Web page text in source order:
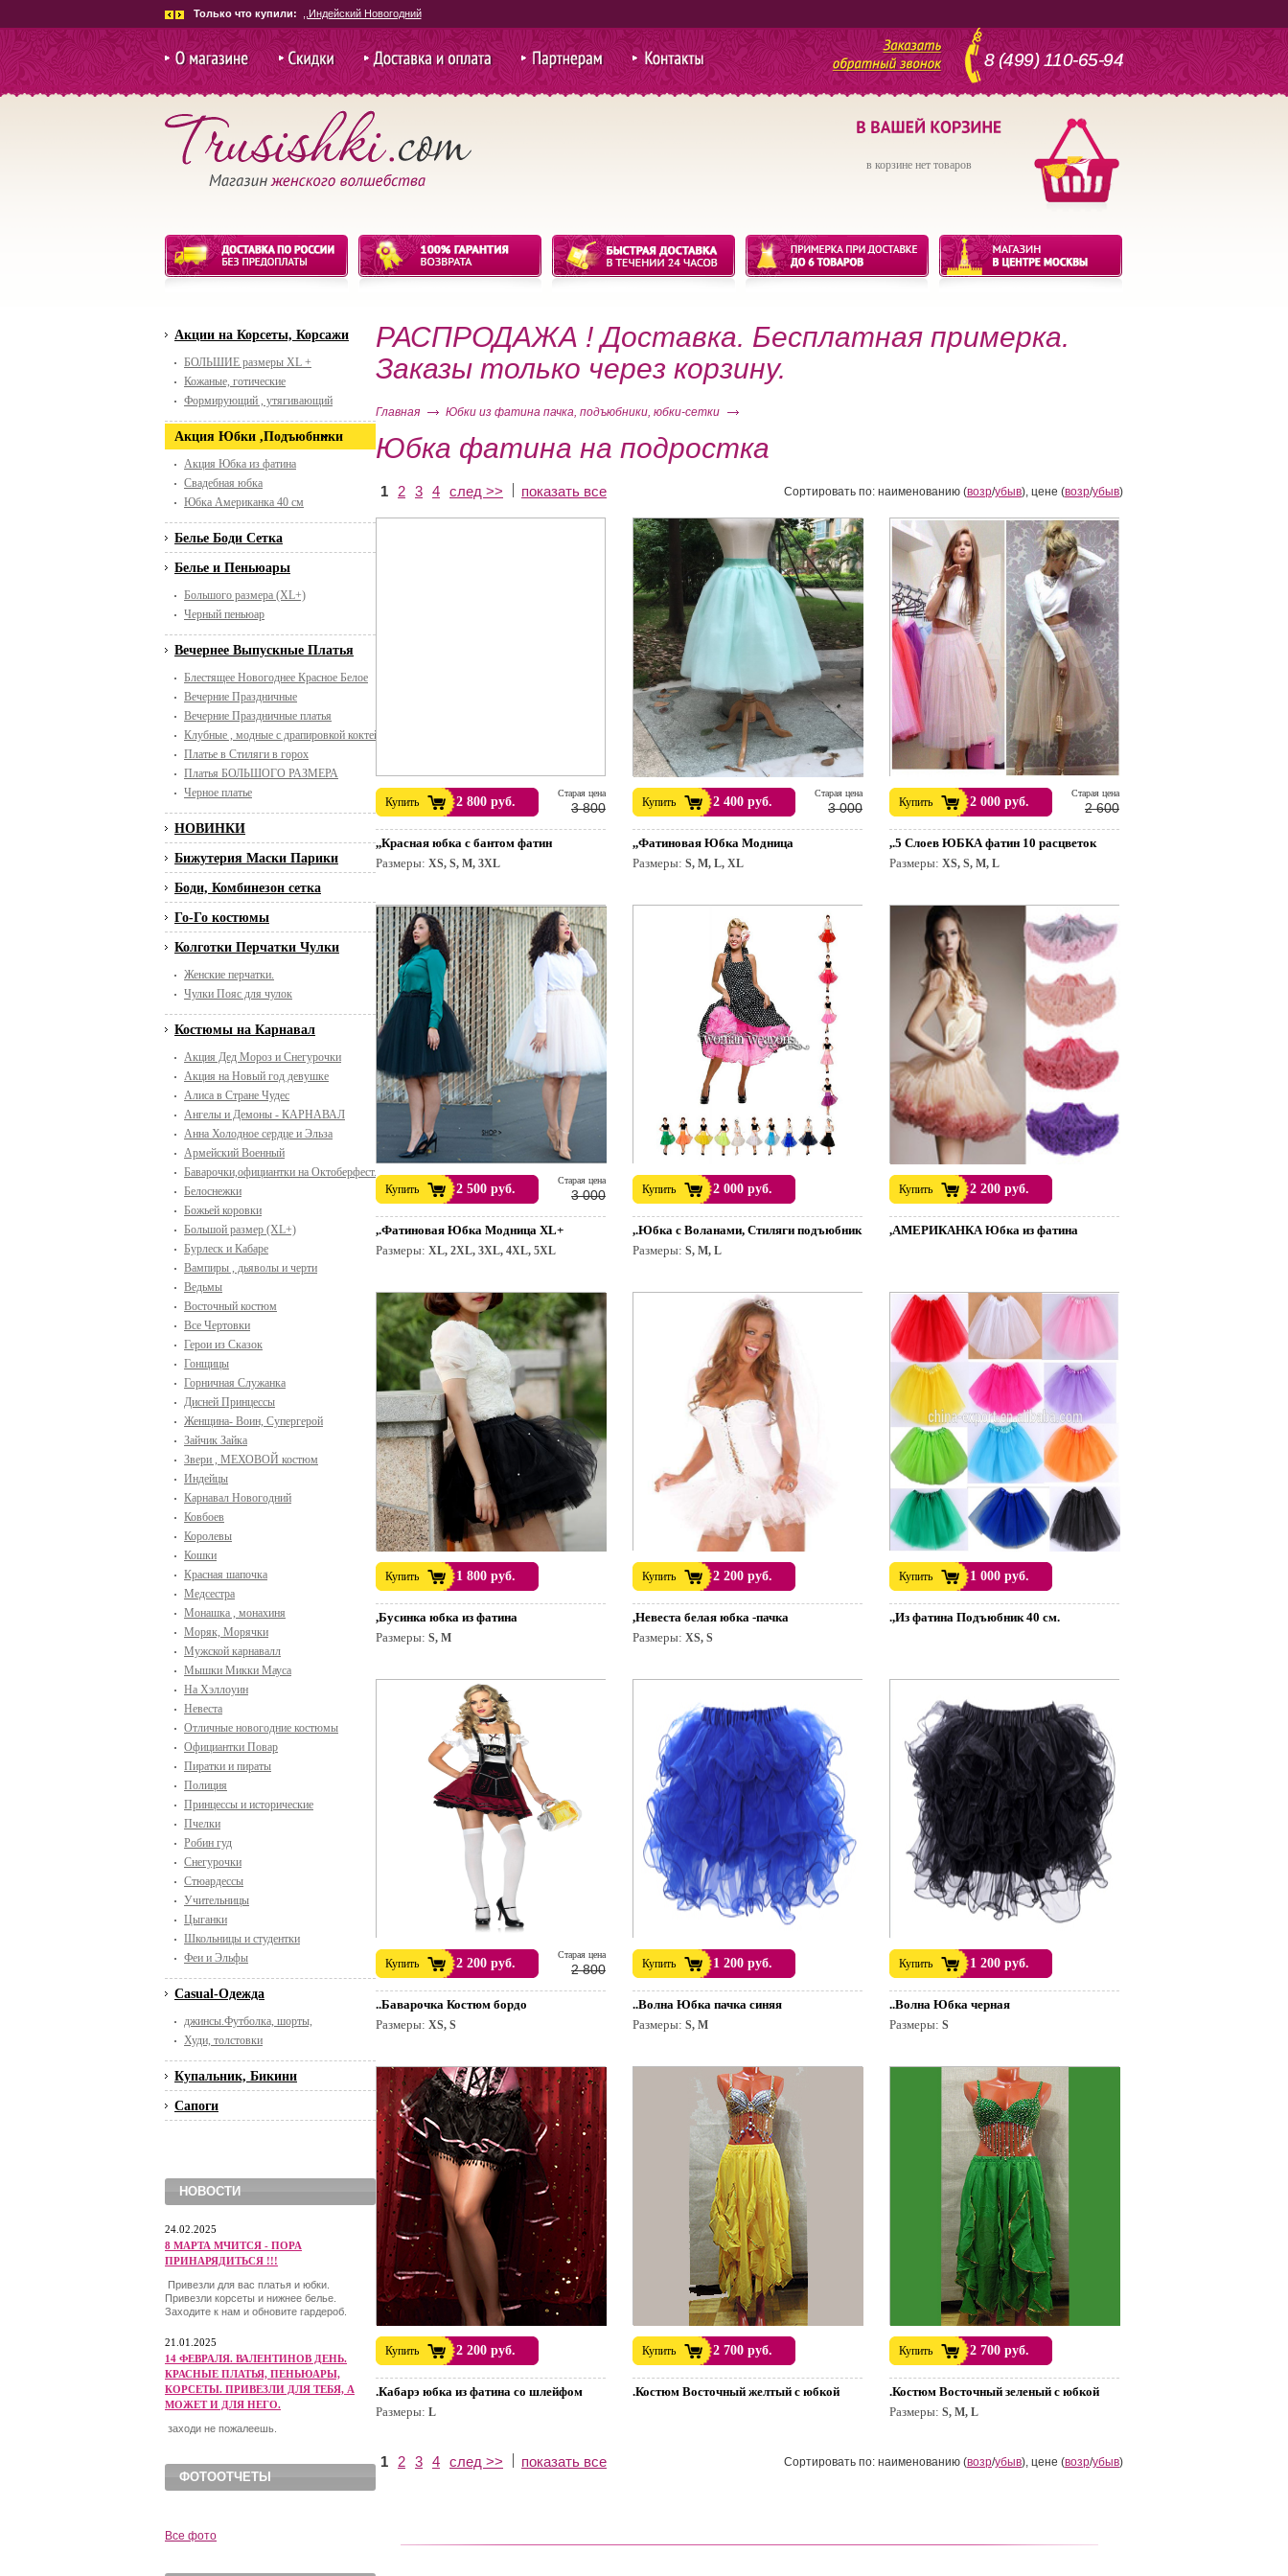
в корзине нет товаров
О магазине
Скидки и
акции
Доставка и оплата
Партнерам
для покупки
оптом
Контакты 8 (499) 110-65-94
Акции на Корсеты, Корсажи
БОЛЬШИЕ размеры XL +
Кожаные, готические
Формирующий , утягивающий
Акция Юбки ,Подъюбники
Акция Юбка из фатина
Свадебная юбка
Юбка Американка 40 см
Белье Боди Сетка
Белье и Пеньюары
Большого размера (XL+)
Черный пеньюар
Вечернее Выпускные Платья
Блестящее Новогоднее Красное Белое
Вечерние Праздничные
Вечерние Праздничные платья
Клубные , модные с драпировкой коктейльные
Платье в Стиляги в горох
Платья БОЛЬШОГО РАЗМЕРА
Черное платье
НОВИНКИ
Бижутерия Маски Парики
Боди, Комбинезон сетка
Го-Го костюмы
Колготки Перчатки Чулки
Женские перчатки.
Чулки Пояс для чулок
Костюмы на Карнавал
Акция Дед Мороз и Снегурочки
Акция на Новый год девушке
Алиса в Стране Чудес
Ангелы и Демоны - КАРНАВАЛ
Анна Холодное сердце и Эльза
Армейский Военный
Баварочки,официантки на Октоберфест. Пивной праздник.
Белоснежки
Божьей коровки
Большой размер (XL+)
Бурлеск и Кабаре
Вампиры , дьяволы и черти
Ведьмы
Восточный костюм
Все Чертовки
Герои из Сказок
Гонщицы
Горничная Служанка
Дисней Принцессы
Женщина- Воин, Супергерой
Зайчик Зайка
Звери , МЕХОВОЙ костюм
Индейцы
Карнавал Новогодний
Ковбоев
Королевы
Кошки
Красная шапочка
Медсестра
Монашка , монахиня
Моряк, Морячки
Мужской карнавалл
Мышки Микки Мауса
На Хэллоуин
Невеста
Отличные новогодние костюмы
Официантки Повар
Пиратки и пираты
Полиция
Принцессы и исторические
Пчелки
Робин гуд
Снегурочки
Стюардессы
Учительницы
Цыганки
Школьницы и студентки
Феи и Эльфы
Casual-Одежда
джинсы.Футболка, шорты,
Худи, толстовки
Купальник, Бикини
Сапоги
НОВОСТИ
24.02.2025
8 МАРТА МЧИТСЯ - ПОРА
ПРИНАРЯДИТЬСЯ !!!
Привезли для вас платья и юбки.
Привезли корсеты и нижнее белье.
Заходите к нам и обновите гардероб.
21.01.2025
14 ФЕВРАЛЯ. ВАЛЕНТИНОВ ДЕНЬ.
КРАСНЫЕ ПЛАТЬЯ, ПЕНЬЮАРЫ,
КОРСЕТЫ. ПРИВЕЗЛИ ДЛЯ ТЕБЯ, А
МОЖЕТ И ДЛЯ НЕГО.
заходи не пожалеешь.
ФОТООТЧЕТЫ
Все фото
РАСПРОДАЖА ! Доставка. Бесплатная примерка.
Заказы только через корзину.
Главная Юбки из фатина пачка, подъюбники, юбки-сетки
Юбка фатина на подростка
1 2 3 4 след >> показать все Сортировать по: наименованию (возр/убыв), цене (возр/убыв)
,,Красная юбка с бантом фатин
Размеры: XS, S, M, 3XL
Купить 2 800 руб.
Cтарая цена
3 800
,,Фатиновая Юбка Модница
Размеры: S, M, L, XL
Купить 2 400 руб.
Cтарая цена
3 000
,.5 Слоев ЮБКА фатин 10 расцветок
Размеры: XS, S, M, L
Купить 2 000 руб.
Cтарая цена
2 600
,.Фатиновая Юбка Модница XL+
Размеры: XL, 2XL, 3XL, 4XL, 5XL
Купить 2 500 руб.
Cтарая цена
3 000
,.Юбка с Воланами, Стиляги подъюбник
Размеры: S, M, L
Купить 2 000 руб.
,АМЕРИКАНКА Юбка из фатина
Купить 2 200 руб.
,Бусинка юбка из фатина
Размеры: S, M
Купить 1 800 руб.
,Невеста белая юбка -пачка
Размеры: XS, S
Купить 2 200 руб.
.,Из фатина Подъюбник 40 см.
Купить 1 000 руб.
..Баварочка Костюм бордо
Размеры: XS, S
Купить 2 200 руб.
Cтарая цена
2 800
..Волна Юбка пачка синяя
Размеры: S, M
Купить 1 200 руб.
..Волна Юбка черная
Размеры: S
Купить 1 200 руб.
.Кабарэ юбка из фатина со шлейфом
Размеры: L
Купить 2 200 руб.
.Костюм Восточный желтый с юбкой
Купить 2 700 руб.
.Костюм Восточный зеленый с юбкой
Размеры: S, M, L
Купить 2 700 руб.
1 2 3 4 след >> показать все Сортировать по: наименованию (возр/убыв), цене (возр/убыв)
Только что купили: ,,Индейский Новогодний